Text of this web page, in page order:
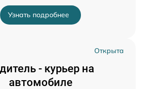
Узнать подробнее
Открыта
- курьер на
автомобиле